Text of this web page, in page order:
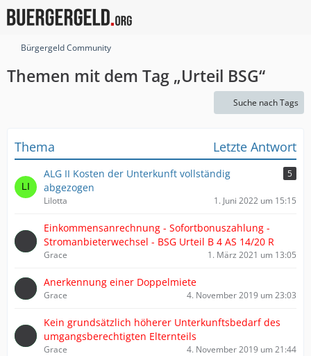
Bürgergeld Community
Themen mit dem Tag „Urteil BSG“
Suche nach Tags
Thema Letzte Antwort
ALG II Kosten der Unterkunft vollständig
abgezogen
5
Lilotta 1. Juni 2022 um 15:15
Einkommensanrechnung - Sofortbonuszahlung -
Stromanbieterwechsel - BSG Urteil B 4 AS 14/20 R
Grace 1. März 2021 um 13:05
Anerkennung einer Doppelmiete
Grace 4. November 2019 um 23:03
Kein grundsätzlich höherer Unterkunftsbedarf des
umgangsberechtigten Elternteils
Grace 4. November 2019 um 21:44